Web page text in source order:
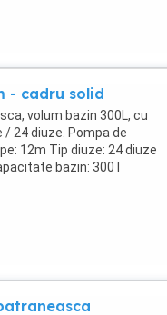
- cadru solid
volum bazin 300L, cu
24 diuze. Pompa de
12m Tip diuze: 24 diuze
bazin: 300 l